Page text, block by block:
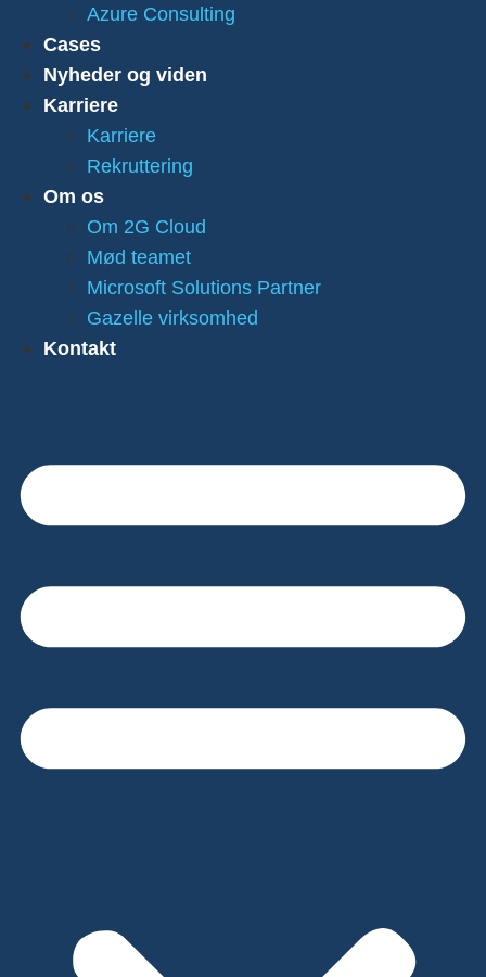
Azure Consulting
Cases
Nyheder og viden
Karriere
Karriere
Rekruttering
Om os
Om 2G Cloud
Mød teamet
Microsoft Solutions Partner
Gazelle virksomhed
Kontakt